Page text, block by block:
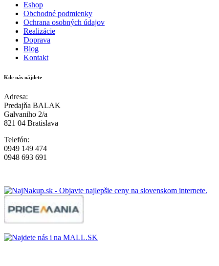
Eshop
Obchodné podmienky
Ochrana osobných údajov
Realizácie
Doprava
Blog
Kontakt
Kde nás nájdete
Adresa:
Predajňa BALAK
Galvaniho 2/a
821 04 Bratislava
Telefón:
0949 149 474
0948 693 691